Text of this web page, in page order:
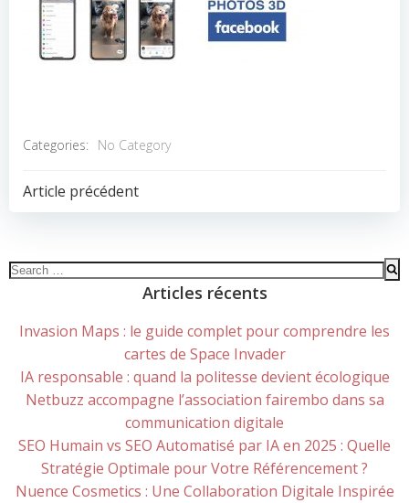
Categories: No Category
POST
Article précédent
Search
Articles récents
Invasion Maps : le guide complet pour comprendre les
cartes de Space Invader
IA responsable : quand la politesse devient écologique
Netbuzz accompagne l’association fairembo dans sa
communication digitale
SEO Humain vs SEO Automatisé par IA en 2025 : Quelle
Stratégie Optimale pour Votre Référencement ?
Nuence Cosmetics : Une Collaboration Digitale Inspirée